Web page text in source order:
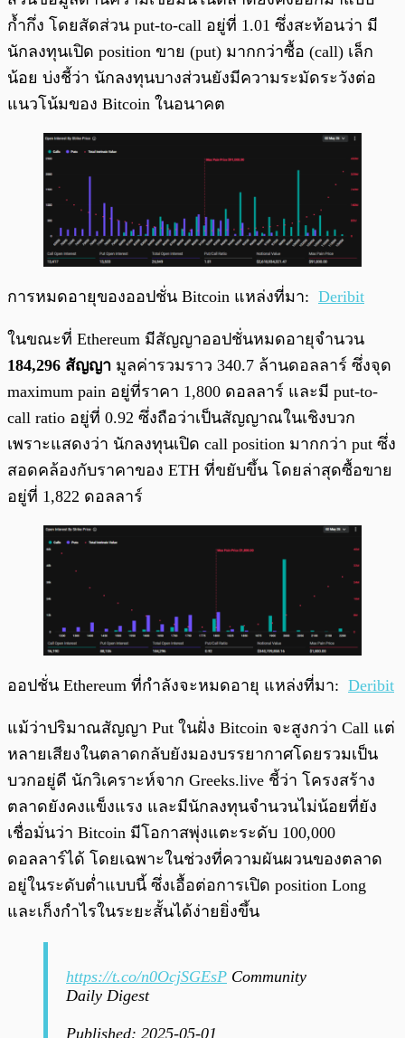
ก้ำกึ่ง โดยสัดส่วน put-to-call อยู่ที่ 1.01 ซึ่งสะท้อนว่า มี
นักลงทุนเปิด position ขาย (put) มากกว่าซื้อ (call) เล็ก
น้อย บ่งชี้ว่า นักลงทุนบางส่วนยังมีความระมัดระวังต่อ
แนวโน้มของ Bitcoin ในอนาคต
การหมดอายุของออปชั่น Bitcoin แหล่งที่มา: Deribit
ในขณะที่ Ethereum มีสัญญาออปชั่นหมดอายุจำนวน
184,296 สัญญา มูลค่ารวมราว 340.7 ล้านดอลลาร์ ซึ่งจุด
maximum pain อยู่ที่ราคา 1,800 ดอลลาร์ และมี put-to-
call ratio อยู่ที่ 0.92 ซึ่งถือว่าเป็นสัญญาณในเชิงบวก
เพราะแสดงว่า นักลงทุนเปิด call position มากกว่า put ซึ่ง
สอดคล้องกับราคาของ ETH ที่ขยับขึ้น โดยล่าสุดซื้อขาย
อยู่ที่ 1,822 ดอลลาร์
ออปชั่น Ethereum ที่กำลังจะหมดอายุ แหล่งที่มา: Deribit
แม้ว่าปริมาณสัญญา Put ในฝั่ง Bitcoin จะสูงกว่า Call แต่
หลายเสียงในตลาดกลับยังมองบรรยากาศโดยรวมเป็น
บวกอยู่ดี นักวิเคราะห์จาก Greeks.live ชี้ว่า โครงสร้าง
ตลาดยังคงแข็งแรง และมีนักลงทุนจำนวนไม่น้อยที่ยัง
เชื่อมั่นว่า Bitcoin มีโอกาสพุ่งแตะระดับ 100,000
ดอลลาร์ได้ โดยเฉพาะในช่วงที่ความผันผวนของตลาด
อยู่ในระดับต่ำแบบนี้ ซึ่งเอื้อต่อการเปิด position Long
และเก็งกำไรในระยะสั้นได้ง่ายยิ่งขึ้น
https://t.co/n0OcjSGEsP Community
Daily Digest
Published: 2025-05-01